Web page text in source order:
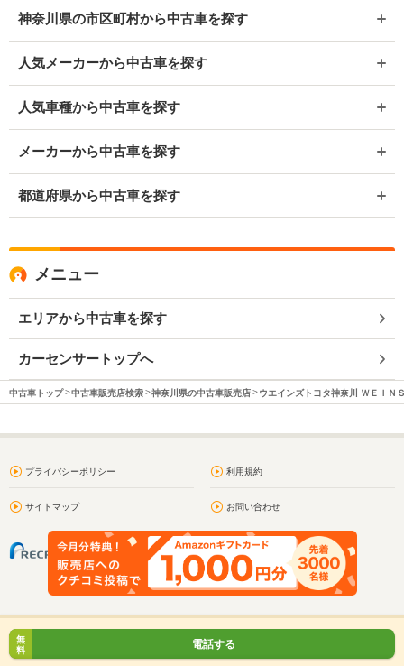
神奈川県の市区町村から中古車を探す
人気メーカーから中古車を探す
人気車種から中古車を探す
メーカーから中古車を探す
都道府県から中古車を探す
メニュー
エリアから中古車を探す
カーセンサートップへ
中古車トップ 中古車販売店検索 神奈川県の中古車販売店 ウエインズトヨタ神奈川 ＷＥＩ
プライバシーポリシー 利用規約
サイトマップ お問い合わせ
無
料
電話する